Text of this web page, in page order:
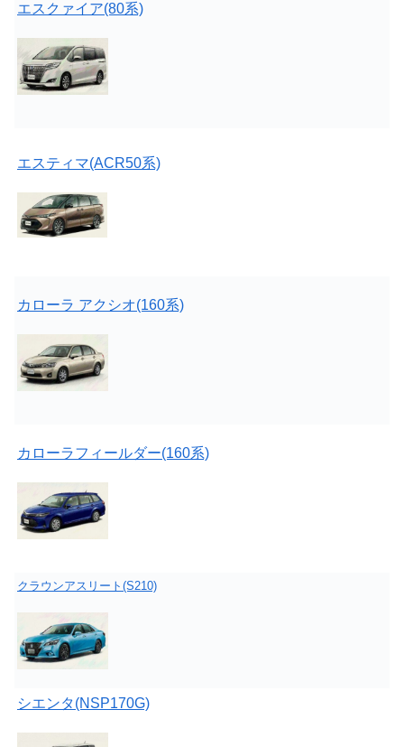
エスクァイア(80系)
エスティマ(ACR50系)
カローラ アクシオ(160系)
カローラフィールダー(160系)
クラウンアスリート(S210)
シエンタ(NSP170G)